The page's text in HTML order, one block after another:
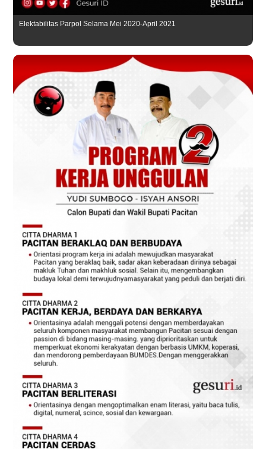
Elektabilitas Parpol Selama Mei 2020-April 2021